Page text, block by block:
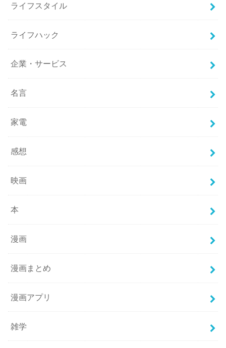
ライフスタイル
ライフハック
企業・サービス
名言
家電
感想
映画
本
漫画
漫画まとめ
漫画アプリ
雑学